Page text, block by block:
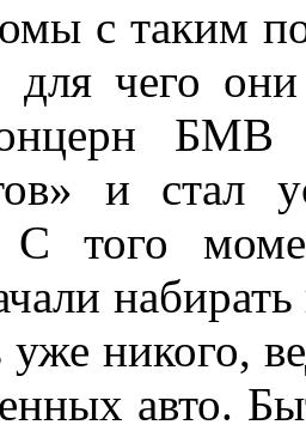
с таким
для чего
БМВ
и стал
того
никого,
авто.